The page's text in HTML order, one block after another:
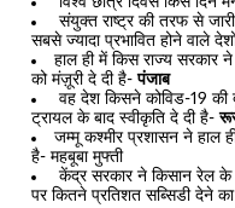
संयुक्त राष्ट्र की तरफ से
सबसे ज्यादा प्रभावित होने वाले
हाल ही में किस राज्य सरकार
को मंज़ूरी दे दी है-पंजाब
वह देश किसने कोविड-19
ट्रायल के बाद स्वीकृति दे दी है-
जम्मू कश्मीर प्रशासन ने हाल
है- महबूबा मुफ्ती
केंद्र सरकार ने किसान रेल के
पर कितने प्रतिशत सब्सिडी देने